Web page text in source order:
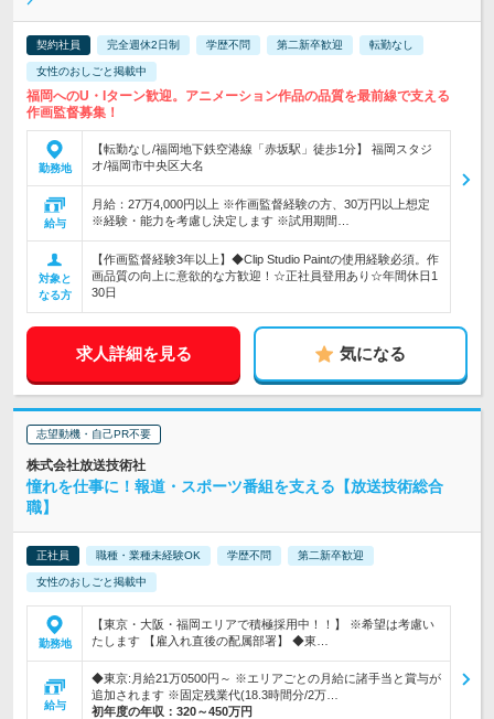
契約社員 完全週休2日制 学歴不問 第二新卒歓迎 転勤なし
女性のおしごと掲載中
福岡へのU・Iターン歓迎。アニメーション作品の品質を最前線で支える
作画監督募集！
勤務地
【転勤なし/福岡地下鉄空港線「赤坂駅」徒歩1分】 福岡スタジ
オ/福岡市中央区大名
給与
月給：27万4,000円以上 ※作画監督経験の方、30万円以上想定
※経験・能力を考慮し決定します ※試用期間…
対象と
なる方
【作画監督経験3年以上】◆Clip Studio Paintの使用経験必須。作
画品質の向上に意欲的な方歓迎！☆正社員登用あり☆年間休日1
30日
求人詳細を見る 気になる
志望動機・自己PR不要
株式会社放送技術社
憧れを仕事に！報道・スポーツ番組を支える【放送技術総合
職】
正社員 職種・業種未経験OK 学歴不問 第二新卒歓迎
女性のおしごと掲載中
勤務地
【東京・大阪・福岡エリアで積極採用中！！】 ※希望は考慮い
たします 【雇入れ直後の配属部署】 ◆東…
給与
◆東京:月給21万0500円～ ※エリアごとの月給に諸手当と賞与が
追加されます ※固定残業代(18.3時間分/2万…
初年度の年収： 320～450万円